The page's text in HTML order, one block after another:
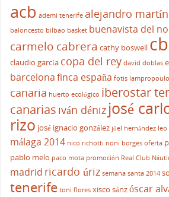
acb ademi tenerife alejandro
baloncesto bilbao basket buenavista del
carmelo cabrera cathy boswell
claudio garcía copa del rey david doblas
barcelonafinca españa fotis
canaria huerto ecológico iberostar
canarias iván déniz josé
rizo josé ignacio gonzález jöel hernández leo
málaga 2014 nico richotti noni borges oferta
pablo melo paco mota promoción Real Club
madrid ricardo úriz semana santa 2014
tenerife toni flores xisco sánzóscar